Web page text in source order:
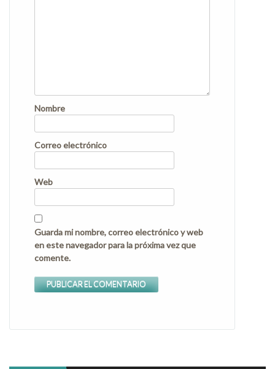
Nombre
Correo electrónico
Web
Guarda mi nombre, correo electrónico y web
en este navegador para la próxima vez que
comente.